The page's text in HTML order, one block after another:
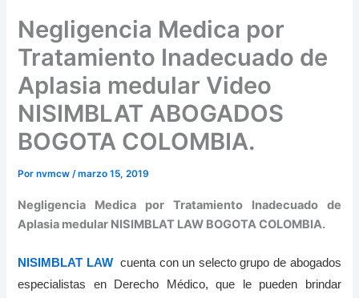
Negligencia Medica por
Tratamiento Inadecuado de
Aplasia medular Video
NISIMBLAT ABOGADOS
BOGOTA COLOMBIA.
Pornvmcw/marzo 15, 2019
Negligencia Medica por Tratamiento Inadecuado de
Aplasia medular NISIMBLAT LAW BOGOTA COLOMBIA.
NISIMBLAT LAW cuenta con un selecto grupo de abogados
especialistas en Derecho Médico, que le pueden brindar